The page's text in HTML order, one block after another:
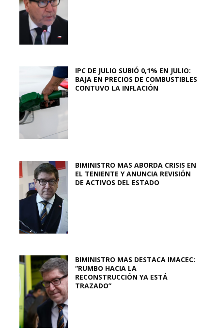
IPC DE JULIO SUBIÓ 0,1% EN JULIO:
BAJA EN PRECIOS DE COMBUSTIBLES
CONTUVO LA INFLACIÓN
BIMINISTRO MAS ABORDA CRISIS EN
EL TENIENTE Y ANUNCIA REVISIÓN
DE ACTIVOS DEL ESTADO
BIMINISTRO MAS DESTACA IMACEC:
“RUMBO HACIA LA
RECONSTRUCCIÓN YA ESTÁ
TRAZADO”